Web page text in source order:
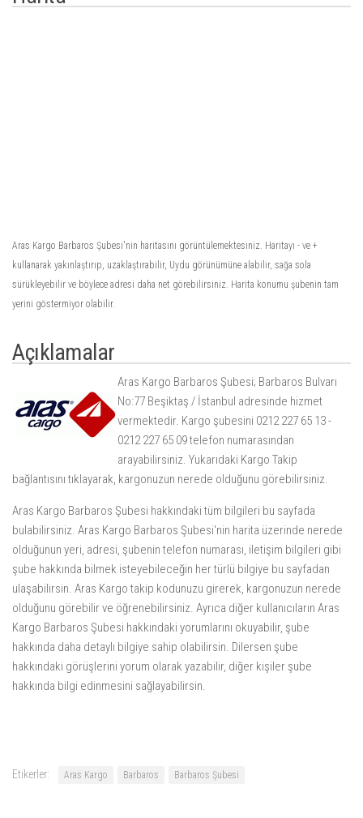
Aras Kargo Barbaros Şubesi'nin haritasını görüntülemektesiniz. Haritayı - ve +
kullanarak yakınlaştırıp, uzaklaştırabilir, Uydu görünümüne alabilir, sağa sola
sürükleyebilir ve böylece adresi daha net görebilirsiniz. Harita konumu şubenin tam
yerini göstermiyor olabilir.
Açıklamalar
Aras Kargo Barbaros Şubesi; Barbaros Bulvarı
No:77 Beşiktaş / İstanbul adresinde hizmet
vermektedir. Kargo şubesini 0212 227 65 13 -
0212 227 65 09 telefon numarasından
arayabilirsiniz. Yukarıdaki Kargo Takip
bağlantısını tıklayarak, kargonuzun nerede olduğunu görebilirsiniz.
Aras Kargo Barbaros Şubesi hakkındaki tüm bilgileri bu sayfada
bulabilirsiniz. Aras Kargo Barbaros Şubesi'nin harita üzerinde nerede
olduğunun yeri, adresi, şubenin telefon numarası, iletişim bilgileri gibi
şube hakkında bilmek isteyebileceğin her türlü bilgiye bu sayfadan
ulaşabilirsin. Aras Kargo takip kodunuzu girerek, kargonuzun nerede
olduğunu görebilir ve öğrenebilirsiniz. Ayrıca diğer kullanıcıların Aras
Kargo Barbaros Şubesi hakkındaki yorumlarını okuyabilir, şube
hakkında daha detaylı bilgiye sahip olabilirsin. Dilersen şube
hakkındaki görüşlerini yorum olarak yazabilir, diğer kişiler şube
hakkında bilgi edinmesini sağlayabilirsin.
Etikerler: Aras Kargo Barbaros Barbaros Şubesi